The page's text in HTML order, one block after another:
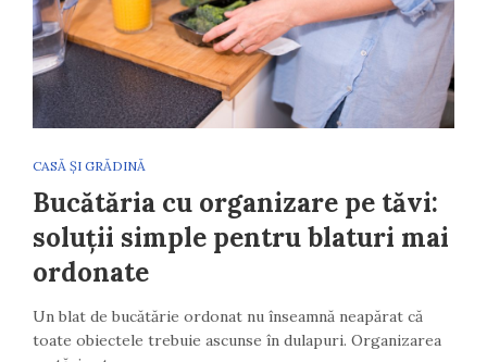
CASĂ ȘI GRĂDINĂ
Bucătăria cu organizare pe tăvi:
soluții simple pentru blaturi mai
ordonate
Un blat de bucătărie ordonat nu înseamnă neapărat că
toate obiectele trebuie ascunse în dulapuri. Organizarea